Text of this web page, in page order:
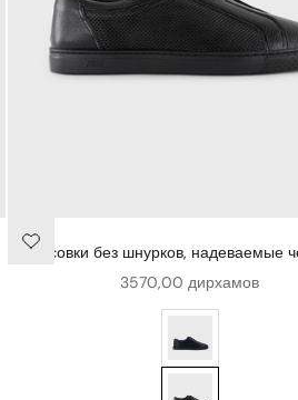
Кроссовки без шнурков, надеваемые
Цена продажи
3570,00 дирхамов